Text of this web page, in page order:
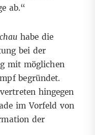
ab.“
habe die
bei der
mit möglichen
begründet.
hingegen
im Vorfeld von
der